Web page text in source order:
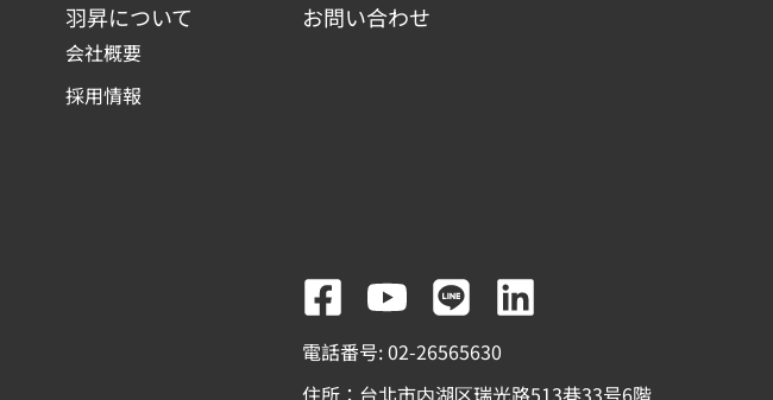
羽昇について
会社概要
採用情報
お問い合わせ
F
a
c
Y
o
u
L
i
n
L
n
電話番号: 02-26565630
住所：台北市内湖区瑞光路513巷33号6階